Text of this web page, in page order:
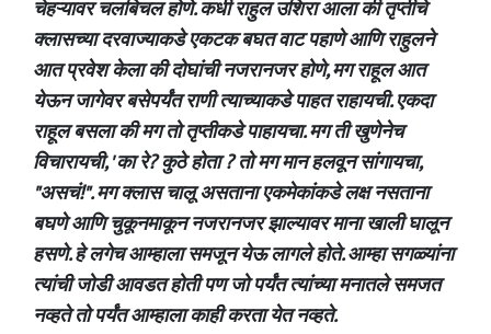
चेहऱ्यावर चलबिचल होणे. कधी राहुल उशिरा आला की तृप्तीचे
क्लासच्या दरवाज्याकडे एकटक बघत वाट पहाणे आणि राहुलने
आत प्रवेश केला की दोघांची नजरानजर होणे, मग राहूल आत
येऊन जागेवर बसेपर्यंत राणी त्याच्याकडे पाहत राहायची. एकदा
राहूल बसला की मग तो तृप्तीकडे पाहायचा. मग ती खुणेनेच
विचारायची, ' का रे? कुठे होता ? तो मग मान हलवून सांगायचा,
"असचं!". मग क्लास चालू असताना एकमेकांकडे लक्ष नसताना
बघणे आणि चुकूनमाकून नजरानजर झाल्यावर माना खाली घालून
हसणे. हे लगेच आम्हाला समजून येऊ लागले होते. आम्हा सगळ्यांना
त्यांची जोडी आवडत होती पण जो पर्यंत त्यांच्या मनातले समजत
नव्हते तो पर्यंत आम्हाला काही करता येत नव्हते.